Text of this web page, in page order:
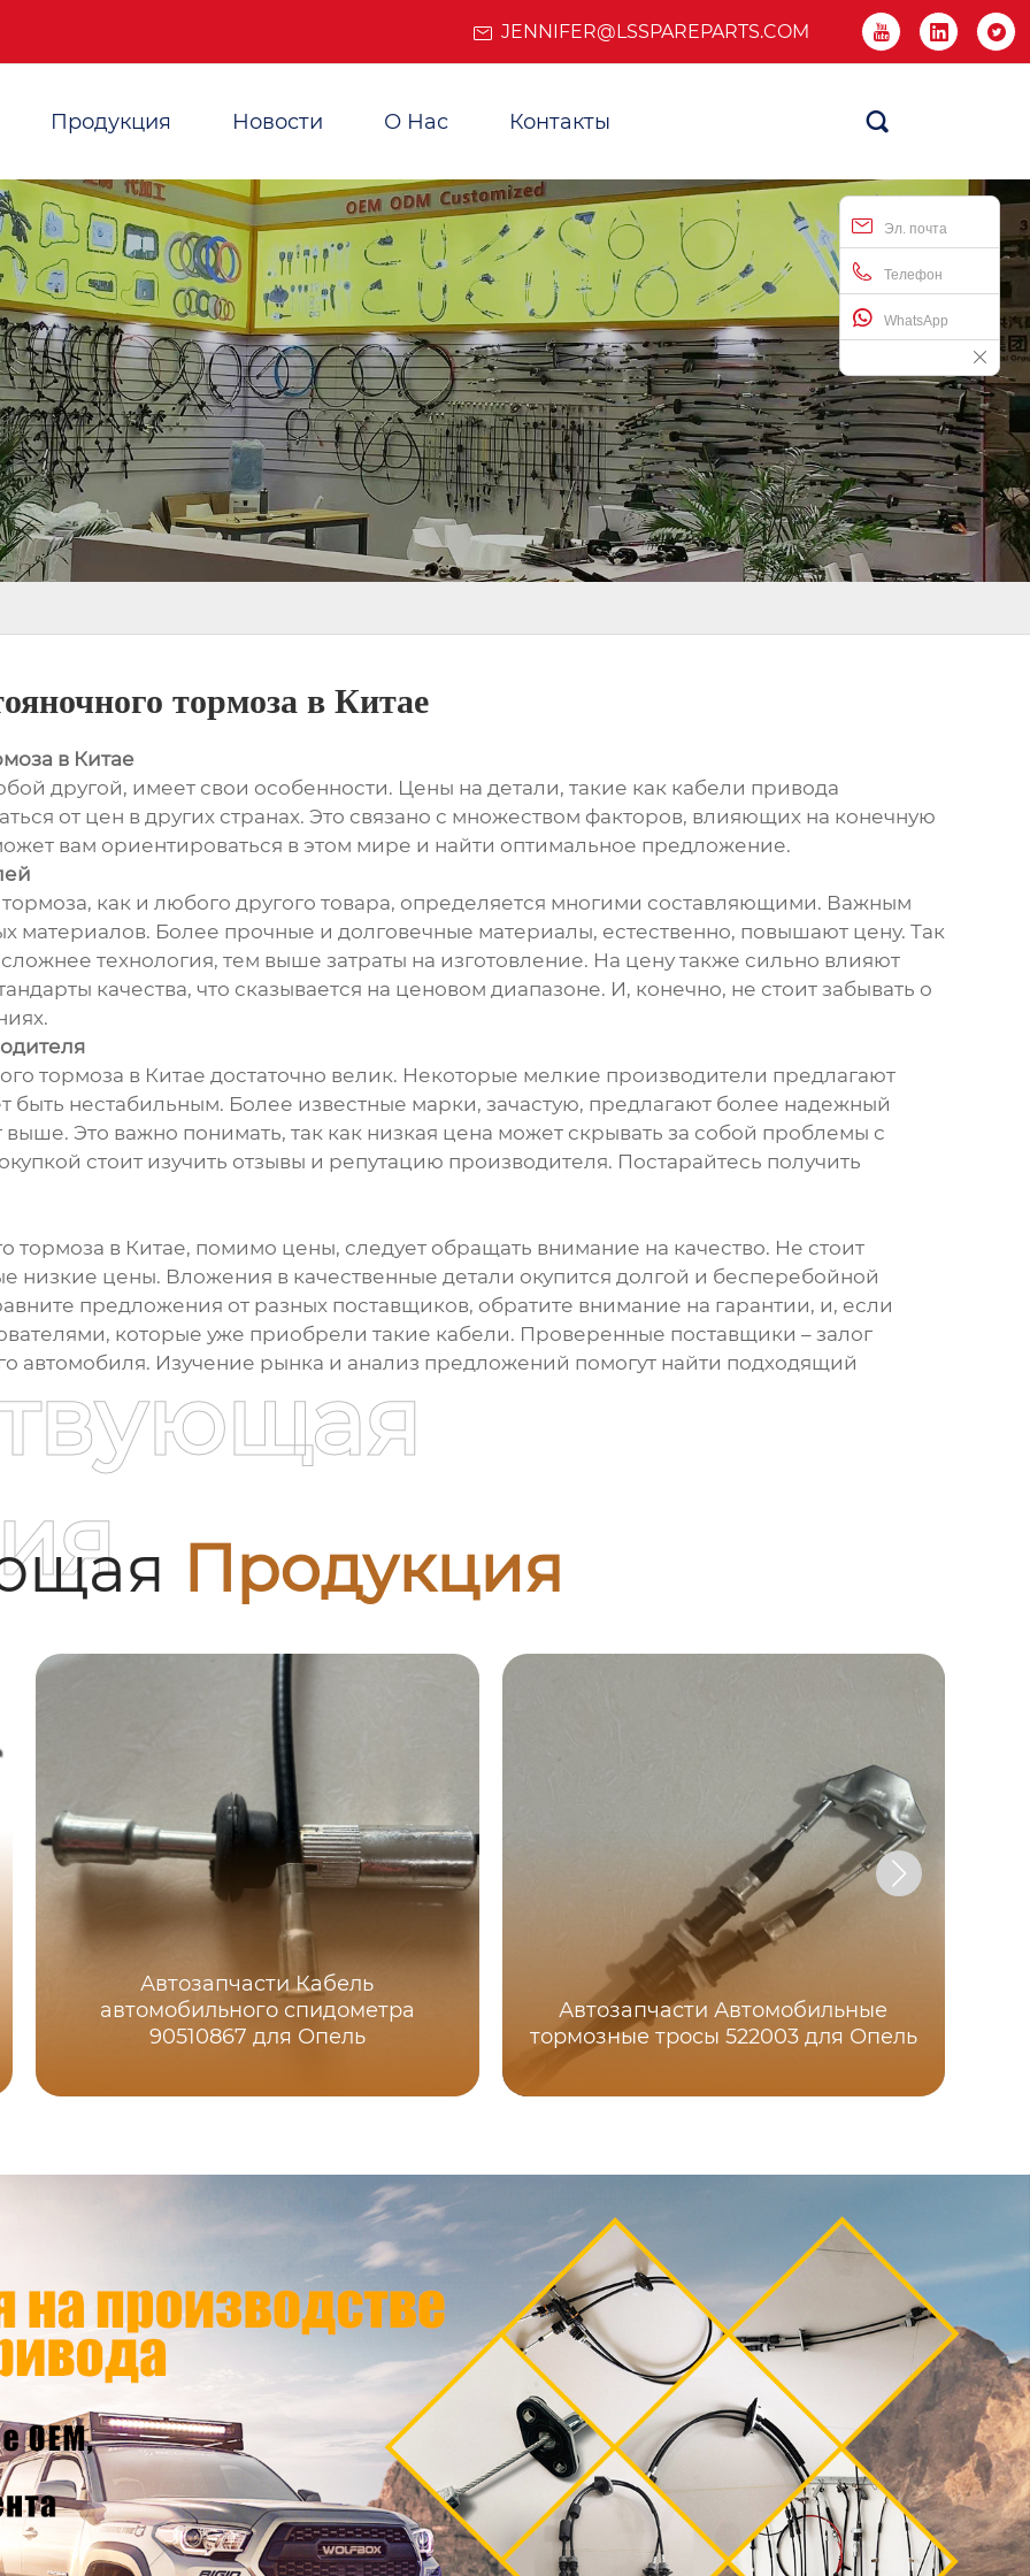
JENNIFER@LSSPAREPARTS.COM   
Продукция Новости О Нас Контакты 
Эл. почта
Телефон
WhatsApp
тормоза в Китае
в Китае
другой, имеет свои особенности. Цены на детали, такие как кабели привода
от цен в других странах. Это связано с множеством факторов, влияющих на конечную
вам ориентироваться в этом мире и найти оптимальное предложение.
как и любого другого товара, определяется многими составляющими. Важным
материалов. Более прочные и долговечные материалы, естественно, повышают цену. Так
технология, тем выше затраты на изготовление. На цену также сильно влияют
качества, что сказывается на ценовом диапазоне. И, конечно, не стоит забывать о
тормоза в Китае достаточно велик. Некоторые мелкие производители предлагают
быть нестабильным. Более известные марки, зачастую, предлагают более надежный
Это важно понимать, так как низкая цена может скрывать за собой проблемы с
стоит изучить отзывы и репутацию производителя. Постарайтесь получить
тормоза в Китае, помимо цены, следует обращать внимание на качество. Не стоит
низкие цены. Вложения в качественные детали окупится долгой и бесперебойной
предложения от разных поставщиков, обратите внимание на гарантии, и, если
которые уже приобрели такие кабели. Проверенные поставщики – залог
автомобиля. Изучение рынка и анализ предложений помогут найти подходящий
Продукция
Автозапчасти Кабель
автомобильного спидометра
90510867 для Опель
Автозапчасти Автомобильные
тормозные тросы 522003 для Опель